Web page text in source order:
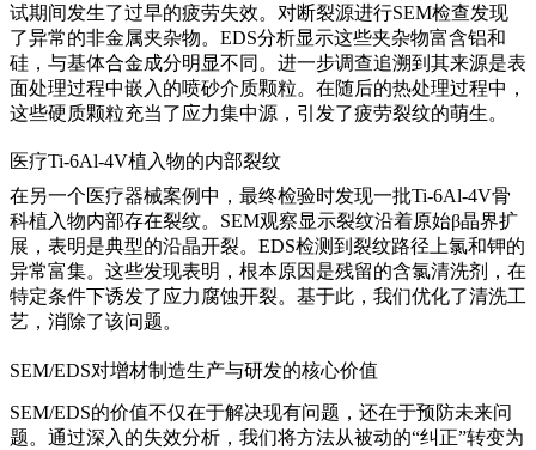
试期间发生了过早的疲劳失效。对断裂源进行SEM检查发现
了异常的非金属夹杂物。EDS分析显示这些夹杂物富含铝和
硅，与基体合金成分明显不同。进一步调查追溯到其来源是表
面处理过程中嵌入的喷砂介质颗粒。在随后的热处理过程中，
这些硬质颗粒充当了应力集中源，引发了疲劳裂纹的萌生。
医疗Ti-6Al-4V植入物的内部裂纹
在另一个医疗器械案例中，最终检验时发现一批Ti-6Al-4V骨
科植入物内部存在裂纹。SEM观察显示裂纹沿着原始β晶界扩
展，表明是典型的沿晶开裂。EDS检测到裂纹路径上氯和钾的
异常富集。这些发现表明，根本原因是残留的含氯清洗剂，在
特定条件下诱发了应力腐蚀开裂。基于此，我们优化了清洗工
艺，消除了该问题。
SEM/EDS对增材制造生产与研发的核心价值
SEM/EDS的价值不仅在于解决现有问题，还在于预防未来问
题。通过深入的失效分析，我们将方法从被动的“纠正”转变为